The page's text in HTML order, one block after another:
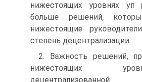
нижестоящих уровнях уп
больше решений,
нижестоящие
степень децентрализации.
2. Важность решений,
нижестоящих
децентрализованной